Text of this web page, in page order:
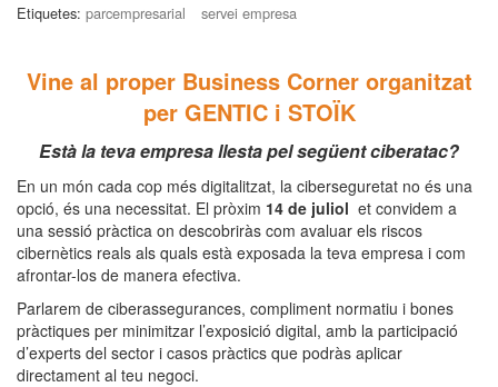
Etiquetes: parcempresarial servei empresa
Vine al proper Business Corner organitzat
per GENTIC i STOÏK
Està la teva empresa llesta pel següent ciberatac?
En un món cada cop més digitalitzat, la ciberseguretat no és una
opció, és una necessitat. El pròxim 14 de juliol et convidem a
una sessió pràctica on descobriràs com avaluar els riscos
cibernètics reals als quals està exposada la teva empresa i com
afrontar-los de manera efectiva.
Parlarem de ciberassegurances, compliment normatiu i bones
pràctiques per minimitzar l’exposició digital, amb la participació
d’experts del sector i casos pràctics que podràs aplicar
directament al teu negoci.